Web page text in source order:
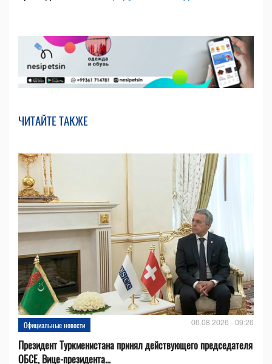
ЧИТАЙТЕ ТАКЖЕ
Официальные новости 06.08.2026 - 09:26
Президент Туркменистана принял действующего председателя
ОБСЕ, Вице-президента...